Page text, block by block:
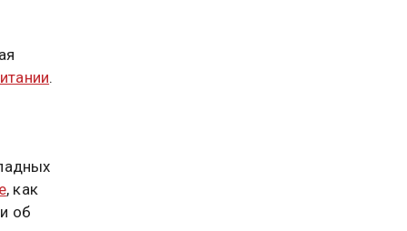
.
, как
об